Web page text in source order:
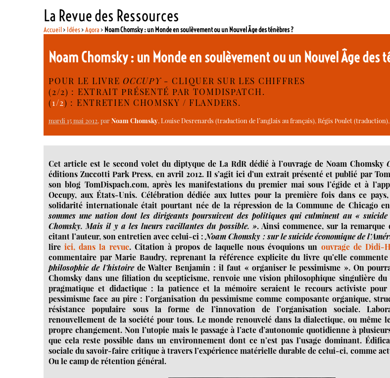
La Revue des Ressources
Accueil> Idées>Agora > Noam Chomsky : un Monde en soulèvement ou un Nouvel Âge des ténèbres ?
Noam Chomsky : un Monde en soulèvement ou un Nouvel Âge des
POUR LE LIVRE OCCUPY- CLIQUER SUR LES CHIFFRES
(2/2) : EXTRAIT PRÉSENTÉ PAR TOMDISPATCH.
(1/2) : ENTRETIEN CHOMSKY / FLANDERS.
mardi 15 mai 2012, parNoam Chomsky,Louise Desrenards (traduction de l’anglais au français),Régis Poulet (traduction)
Cet article est le second volet du diptyque de La RdR dédié à l’ouvrage de Noam Chomsky
éditions Zuccotti Park Press, en avril 2012. Il s’agit ici d’un extrait présenté et publié par
son blog TomDispach.com, après les manifestations du premier mai sous l’égide et à
Occupy, aux États-Unis. Célébration dédiée aux luttes pour la première fois dans ce
solidarité internationale était pourtant née de la répression de la Commune de Chicago en
sommes une nation dont les dirigeants poursuivent des politiques qui culminent au «
Chomsky. Mais il y a les lueurs vacillantes du possible. ». Ainsi commence, sur la remarque
citant l’auteur, son entretien avec celui-ci :Noam Chomsky : sur le suicide économique de
lireici, dans la revue. Citation à propos de laquelle nous évoquions un ouvrage de Didi-
commentaire par Marie Baudry, reprenant la référence explicite du livre qu’elle commente
philosophie de l’histoirede Walter Benjamin : il faut « organiser le pessimisme ». On
Chomsky dans une filiation du scepticisme, renvoie une vision philosophique singulière
pragmatique et didactique : la patience et la mémoire seraient le recours activiste pour
pessimisme face au pire : l’organisation du pessimisme comme composante organique,
résistance populaire sous la forme de l’innovation de l’organisation sociale.
renouvellement de la société pour tous. Le monde renouvelé dans la dialectique, ou même
propre changement. Non l’utopie mais le passage à l’acte d’autonomie quotidienne à
que cela reste possible dans un environnement dont ce n’est pas l’usage dominant.
sociale du savoir-faire critique à travers l’expérience matérielle durable de celui-ci, comme
Ou le camp de rétention général.